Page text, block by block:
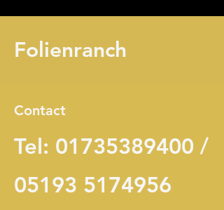
Folienranch
Contact
Tel: 01735389400 /
05193 5174956